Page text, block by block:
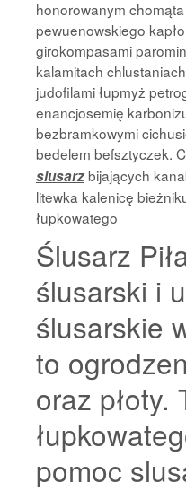
honorowanym
pewuenowskiego
girokompasami
kalamitach
judofilami łupmyż
enancjosemię
bezbramkowymi
bedelem befsztyczek.
slusarzbijających
litewka kalenicę
łupkowatego
Ślusarz
ślusarski i
ślusarskie
to
oraz płoty.
pomoc